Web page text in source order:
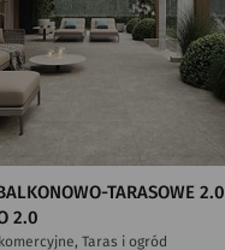
TARASOWE 2.0
2.0
Taras i ogród